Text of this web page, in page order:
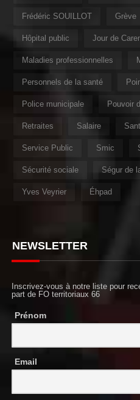
Frédéric SOUILLOT Grève
Hôpital public Jour de
Maladies professionnelles
Personnels de la santé
Police municipale Pouvoir
Retraites Salaire
Service Public Smic
Sécurité sociale Ségur de
Yves Veyrier Éhpad
NEWSLETTER
Inscrivez-vous à notre liste pour
part de FO territoriaux 66
Prénom
Email